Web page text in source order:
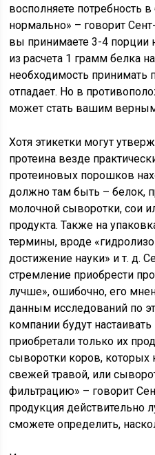
восполняете потребность
нормально» – говорит
вы принимаете 3-4 порции
из расчета 1 грамм белка
необходимость
отпадает. Но в
может стать вашим
Хотя этикетки могут
протеина везде
протеиновых порошков
должно там быть – белок,
молочной сыворотки, сои
продукта. Также на
термины, вроде
достижение науки» и т. д.
стремление приобрести
лучше», ошибочно, его
данным исследований по
компании будут
приобретали только их
сыворотки коров,
свежей травой, или
фильтрацию» – говорит
продукция действительно
сможете определить,